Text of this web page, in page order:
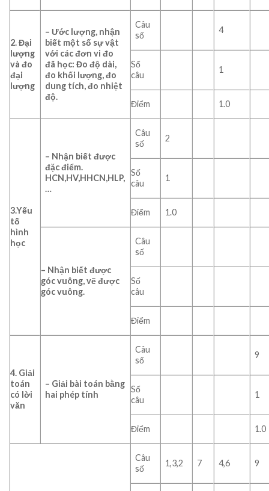
2. Đại
lượng
và đo
đại
lượng
–Ước lượng, nhận
biết một số sự vật
với các đơn vi đo
đã học: Đo độ dài,
đo khối lượng, đo
dung tích, đo nhiệt
độ.
Câu
số
4
Số
câu
1
Điểm 1.0
3.Yếu
tố
hình
học
– Nhận biết được
đặcđiểm.
HCN,HV,HHCN,HLP,
…
Câu
số
2
Số
câu
1
Điểm 1.0
– Nhận biết được
góc vuông, vẽ được
góc vuông.
Câu
số
Số
câu
Điểm
4. Giải
toán
có lời
văn
– Giải bài toán bằng
hai phép tính
Câu
số
9
Số
câu
1
Điểm 1.0
Câu
số
1,3,2 7 4,6 9